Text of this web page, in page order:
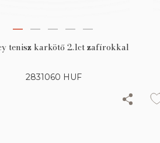
tenisz karkötő 2.1ct zafírokkal
2831060 HUF